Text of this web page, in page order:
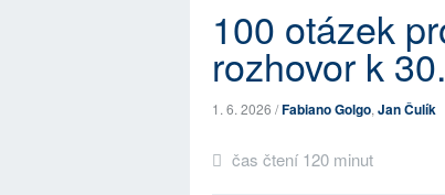
100 otázek
rozhovor k
1. 6. 2026 /Fabiano Golgo, Jan Čulík
čas čtení 120 minut